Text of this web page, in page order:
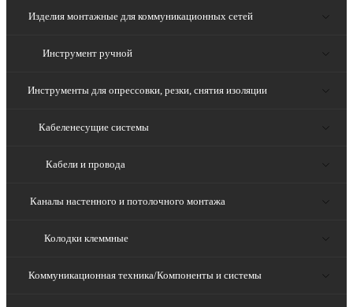
Изделия монтажные для коммуникационных сетей
Инструмент ручной
Инструменты для опрессовки, резки, снятия изоляции
Кабеленесущие системы
Кабели и провода
Каналы настенного и потолочного монтажа
Колодки клеммные
Коммуникационная техника/Компоненты и системы